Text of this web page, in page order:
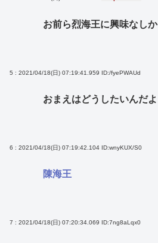
お前ら烈海王に興味なしか
5 : 2021/04/18(日) 07:19:41.959 ID:/fyePWAUd
おまえはどうしたいんだよ
6 : 2021/04/18(日) 07:19:42.104 ID:wnyKUX/S0
陳海王
7 : 2021/04/18(日) 07:20:34.069 ID:7ng8aLqx0